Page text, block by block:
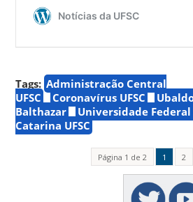
Tags: Administração Central
UFSC
Coronavírus UFSC
Balthazar
Universidade Federal
Catarina UFSC
Página 1 de 2 1 2